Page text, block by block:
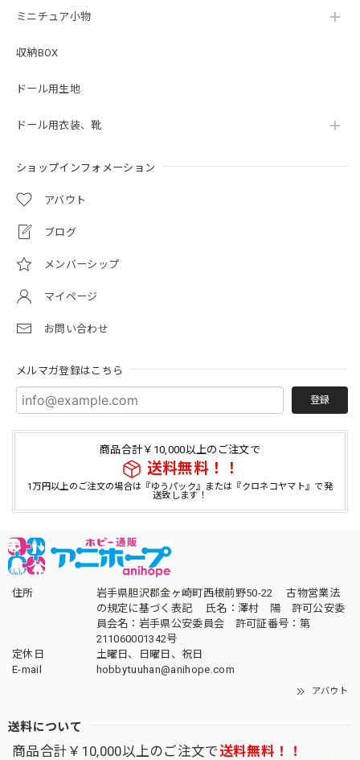
ミニチュア小物
収納BOX
ドール用生地
ドール用衣装、靴
ショップインフォメーション
アバウト
ブログ
メンバーシップ
マイページ
お問い合わせ
メルマガ登録はこちら
登録
商品合計￥10,000以上のご注文で
送料無料！！
1万円以上のご注文の場合は『ゆうパック』または『クロネコヤマト』で発
送致します！
住所
岩手県胆沢郡金ヶ崎町西根前野50-22 古物営業法
の規定に基づく表記 氏名：澤村 陽 許可公安委
員会名：岩手県公安委員会 許可証番号：第
211060001342号
定休日
土曜日、日曜日、祝日
E-mail
hobbytuuhan@anihope.com
アバウト
送料について
商品合計￥10,000以上のご注文で送料無料！！